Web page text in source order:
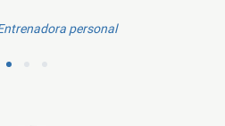
personal
1